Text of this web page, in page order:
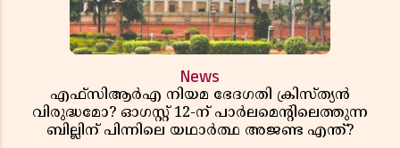
News
എഫ്സിആർഎ നിയമ ഭേദഗതി ക്രിസ്ത്യൻ
വിരുദ്ധമോ? ഓഗസ്റ്റ് 12-ന് പാർലമെന്റിലെത്തുന്ന
ബില്ലിന് പിന്നിലെ യഥാർത്ഥ അജണ്ട എന്ത്?